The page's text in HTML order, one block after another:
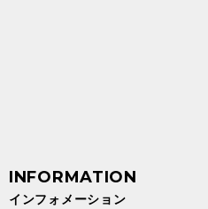
インフォメーション